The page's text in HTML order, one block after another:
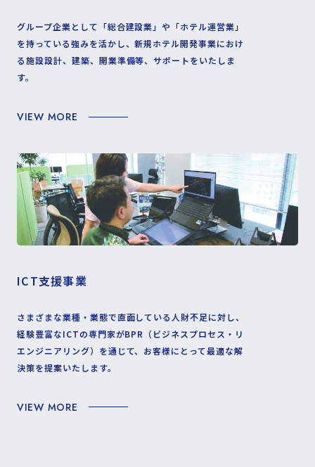
グループ企業として「総合建設業」や「ホテル運営業」
を持っている強みを活かし、新規ホテル開発事業におけ
る施設設計、建築、開業準備等、サポートをいたしま
す。
VIEW MORE
ICT支援事業
さまざまな業種・業態で直面している人財不足に対し、
経験豊富なICTの専門家がBPR（ビジネスプロセス・リ
エンジニアリング）を通じて、お客様にとって最適な解
決策を提案いたします。
VIEW MORE